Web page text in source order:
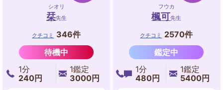
シオリ
栞先生
クチコミ
346件
待機中
1分
240円
1鑑定
3000円
フウカ
楓可先生
クチコミ
2570件
鑑定中
1分
480円
1鑑定
5400円